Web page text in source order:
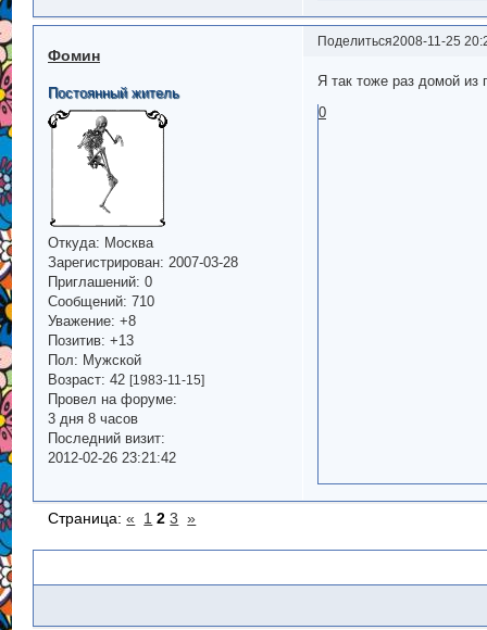
Поделиться2008-11-25
Фомин
Постоянный житель
Откуда: Москва
Зарегистрирован: 2007-03-28
Приглашений: 0
Сообщений: 710
Уважение: +8
Позитив: +13
Пол: Мужской
Возраст: 42 [1983-11-15]
Провел на форуме:
3 дня 8 часов
Последний визит:
2012-02-26 23:21:42
Я так тоже раз домой из
0
Страница:« 1 2 3 »